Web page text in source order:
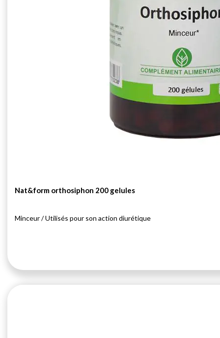
Nat&form orthosiphon 200 gelules
Minceur / Utilisés pour son action diurétique